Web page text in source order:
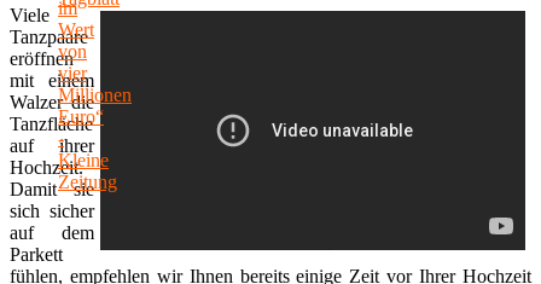
Viele
Tanzpaare
eröffnen
mit einem
Walzer die
Tanzfläche
auf ihrer
Hochzeit.
Damit sie
sich sicher
auf dem
Parkett
fühlen, empfehlen wir Ihnen bereits einige Zeit vor Ihrer Hochzeit